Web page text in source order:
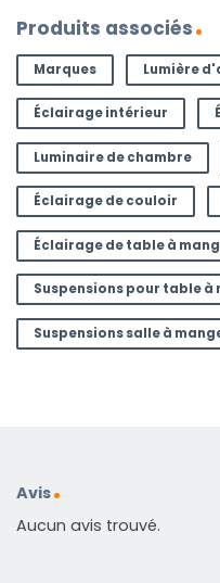
Produits associés
Marques Lumière
Éclairage intérieur
Luminaire de chambre
Éclairage de couloir
Éclairage de table à
Suspensions pour table à
Suspensions salle à
Avis
Aucun avis trouvé.